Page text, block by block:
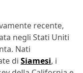
recente,
negli Stati Uniti
Nati
di Siamesi, i